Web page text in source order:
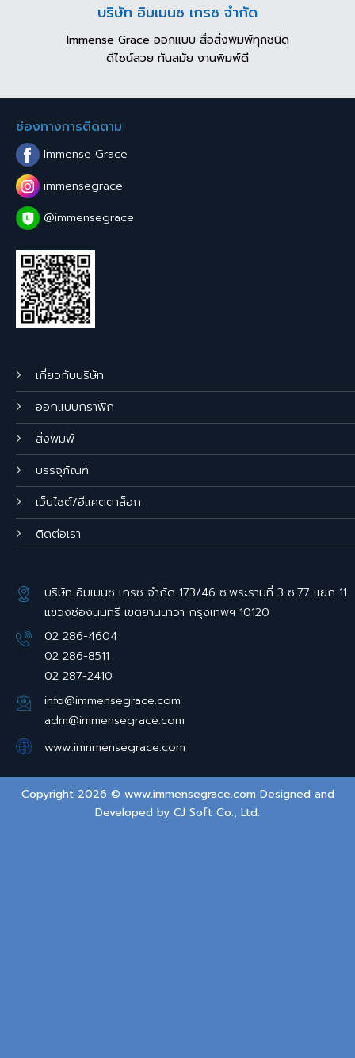
บริษัท อิมเมนซ เกรซ จำกัด
Immense Grace ออกแบบ สื่อสิ่งพิมพ์ทุกชนิด
ดีไซน์สวย ทันสมัย งานพิมพ์ดี
เกี่ยวกับบริษัท
ออกแบบกราฟิก
สิ่งพิมพ์
บรรจุภัณฑ์
เว็บไซต์/อีแคตตาล็อก
ติดต่อเรา
บริษัท อิมเมนซ เกรซ จำกัด 173/46 ซ.พระรามที่ 3 ซ.77 แยก 11
แขวงช่องนนทรี เขตยานนาวา กรุงเทพฯ 10120
02 286-4604
02 286-8511
02 287-2410
info@immensegrace.com
adm@immensegrace.com
www.imnmensegrace.com
ช่องทางการติดตาม
Immense Grace
immensegrace
@immensegrace
Copyright 2026 © www.immensegrace.com Designed and
Developed by CJ Soft Co., Ltd.